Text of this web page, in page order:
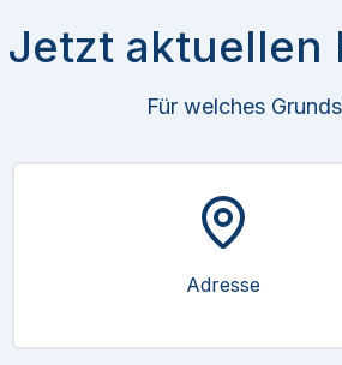
Jetzt aktuellen
Für welches
Adresse